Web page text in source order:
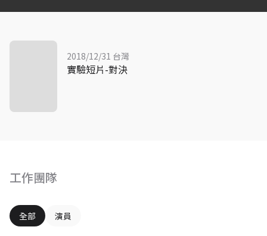
工作團隊
全部 演員
2018/12/31 台灣
實驗短片-對決